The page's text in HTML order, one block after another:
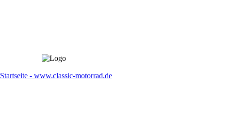
Startseite - www.classic-motorrad.de